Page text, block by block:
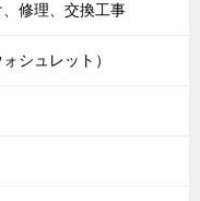
修理、交換工事
シュレット）